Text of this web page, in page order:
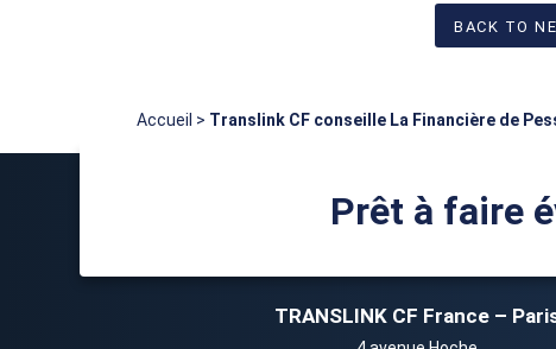
BACK TO
Accueil > Translink CF conseille La Financière de
Prêt à faire
TRANSLINK CF France –